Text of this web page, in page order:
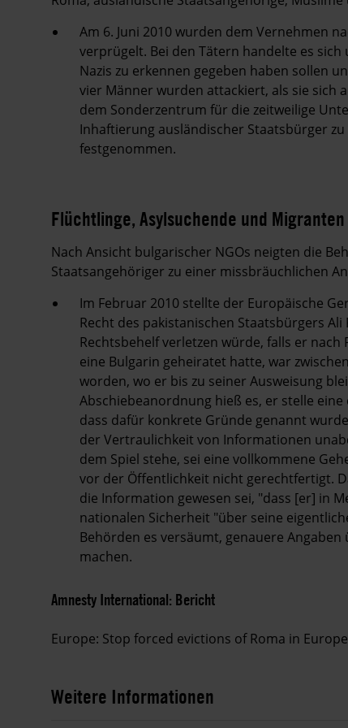
Am 6. Juni 2010 wurden dem Vernehmen
verprügelt. Bei den Tätern handelte es
Nazis zu erkennen gegeben haben sollen
vier Männer wurden attackiert, als sie sich
dem Sonderzentrum für die zeitweilige
Inhaftierung ausländischer Staatsbürger
festgenommen.
Flüchtlinge, Asylsuchende und Migranten
Nach Ansicht bulgarischer NGOs neigten die
Staatsangehöriger zu einer missbräuchlichen
Im Februar 2010 stellte der Europäische
Recht des pakistanischen Staatsbürgers
Rechtsbehelf verletzen würde, falls er nach
eine Bulgarin geheiratet hatte, war
worden, wo er bis zu seiner Ausweisung
Abschiebeanordnung hieß es, er stelle
dass dafür konkrete Gründe genannt
der Vertraulichkeit von Informationen
dem Spiel stehe, sei eine vollkommene
vor der Öffentlichkeit nicht gerechtfertigt.
die Information gewesen sei, "dass [er] in
nationalen Sicherheit "über seine
Behörden es versäumt, genauere
machen.
Amnesty International: Bericht
Europe: Stop forced evictions of Roma in
Weitere Informationen